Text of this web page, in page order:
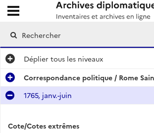
Archives diplomatiques
Ouvrir le menu déroulant
Déplier tous les niveaux
Correspondance politique / Rome
1765, janv.-juin
Cote/Cotes extrêmes